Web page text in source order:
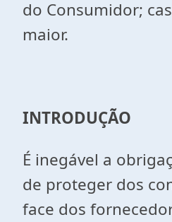
do Consumidor;
maior.
INTRODUÇÃO
É inegável a
de proteger dos
face dos